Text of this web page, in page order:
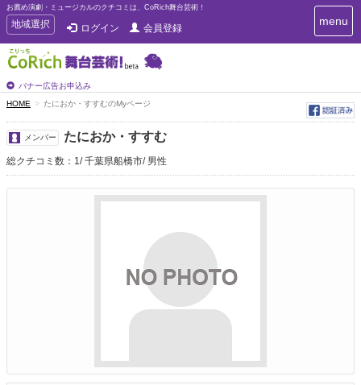
お薦め演劇・ミュージカルのクチコミは、CoRich舞台芸術！
T
o
g
g
e
n
a
v
i
g
a
t
地域選択 ログイン 会員登録
バナー広告お申込み
T
o
e
n
menu
HOME たにおか・すすむのMyページ
メンバー たにおか・すすむ
総クチコミ数：1 千葉県船橋市 男性